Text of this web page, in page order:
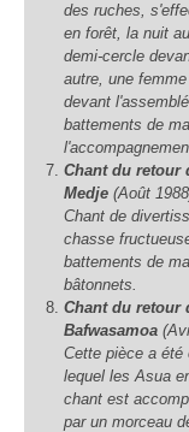
des ruches,
en forêt, la nuit
demi-cercle
autre, une
devant
battements de
Chant du retour
Medje (Août
Chant de
chasse
battements de
bâtonnets.
Chant du retour
Bafwasamoa
Cette pièce a été
lequel les Asua
chant est
par un morceau